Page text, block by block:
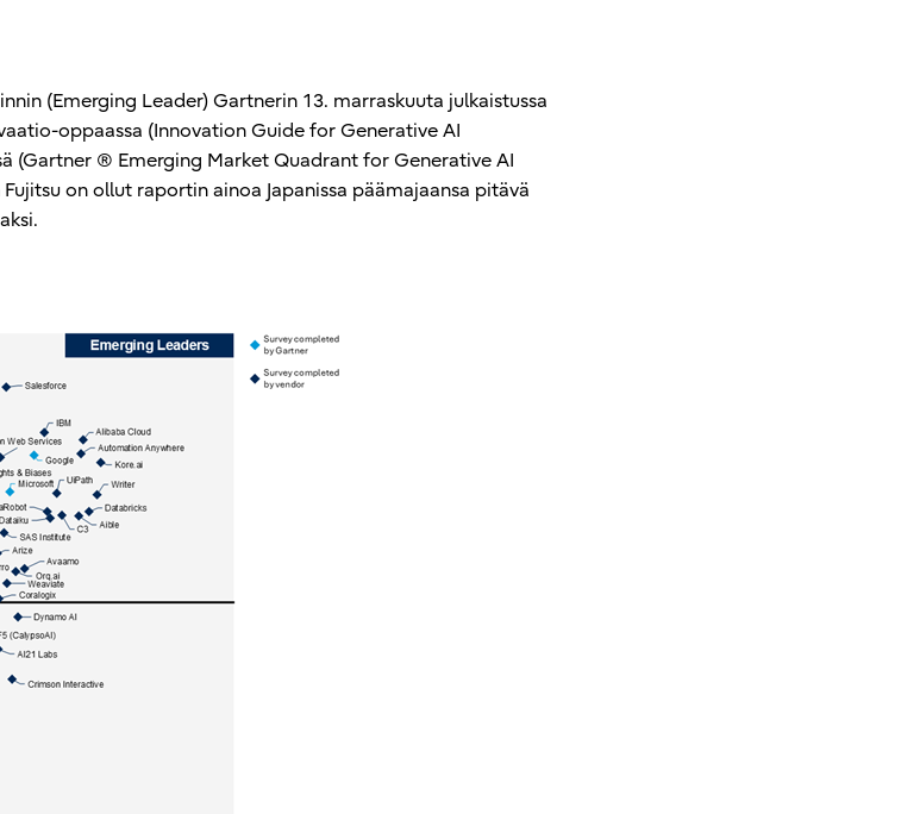
(Emerging Leader) Gartnerin 13. marraskuuta julkaistussa
oppaassa (Innovation Guide for Generative AI
(Gartner ® Emerging Market Quadrant for Generative AI
on ollut raportin ainoa Japanissa päämajaansa pitävä